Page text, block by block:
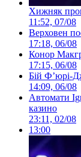
Хижняк
11:52, 07/08
Верховен
17:18, 06/08
Конор
17:15, 06/08
Бій Ф’юрі-
14:09, 06/08
Автомати
казино
23:11, 02/08
13:00